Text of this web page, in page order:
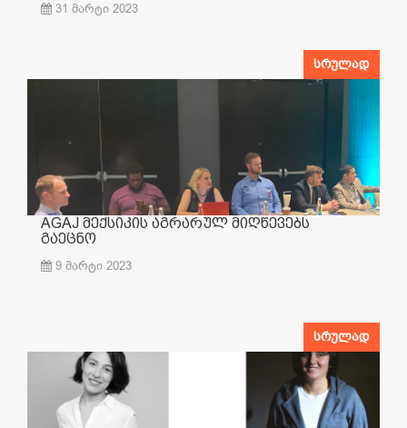
31 მარტი 2023
სრულად
AGAJ მექსიკის აგრარულ მიღწევებს
გაეცნო
9 მარტი 2023
სრულად